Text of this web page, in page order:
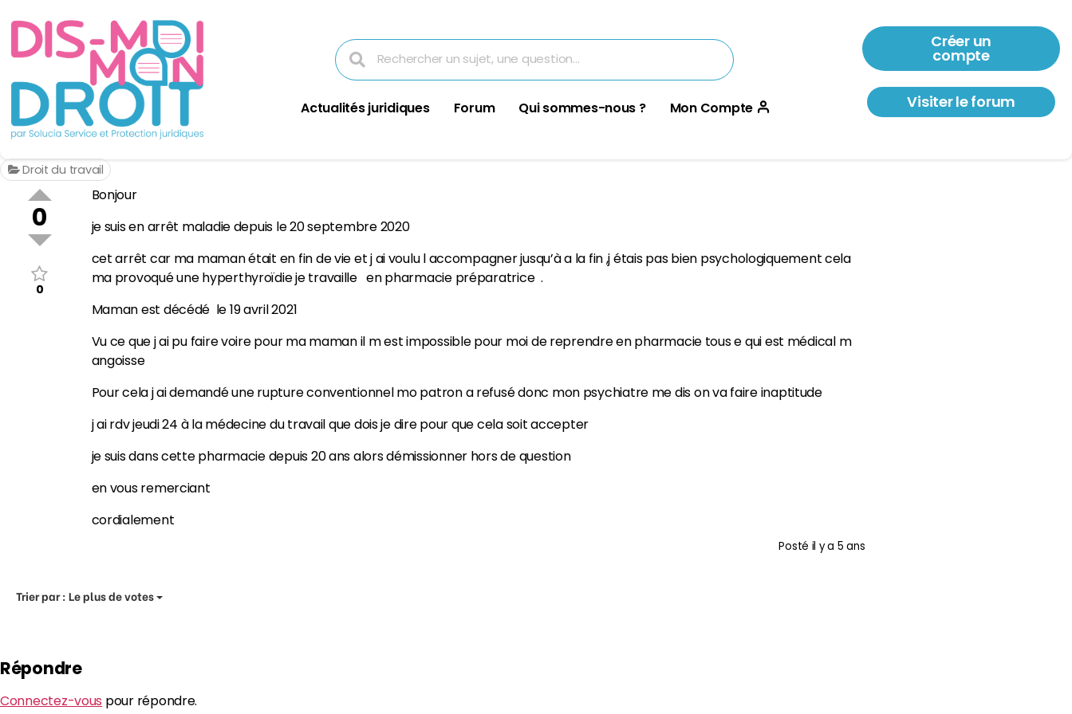
Actualités juridiques Forum Qui sommes-nous ? Mon Compte
Créer un
compte
Visiter le forum
Droit du travail
0
0
Bonjour
je suis en arrêt maladie depuis le 20 septembre 2020
cet arrêt car ma maman était en fin de vie et j ai voulu l accompagner jusqu’à a la fin ,j étais pas bien psychologiquement cela
ma provoqué une hyperthyroïdie je travaille en pharmacie préparatrice .
Maman est décédé le 19 avril 2021
Vu ce que j ai pu faire voire pour ma maman il m est impossible pour moi de reprendre en pharmacie tous e qui est médical m
angoisse
Pour cela j ai demandé une rupture conventionnel mo patron a refusé donc mon psychiatre me dis on va faire inaptitude
j ai rdv jeudi 24 à la médecine du travail que dois je dire pour que cela soit accepter
je suis dans cette pharmacie depuis 20 ans alors démissionner hors de question
en vous remerciant
cordialement
Posté il y a 5 ans
Trier par :Le plus de votes
Répondre
Connectez-vous pour répondre.